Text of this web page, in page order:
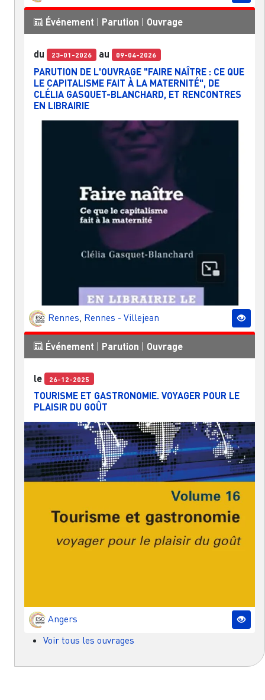
Événement Parution Ouvrage
du 23-01-2026 au 09-04-2026
PARUTION DE L'OUVRAGE "FAIRE NAÎTRE : CE QUE
LE CAPITALISME FAIT À LA MATERNITÉ", DE
CLÉLIA GASQUET-BLANCHARD, ET RENCONTRES
EN LIBRAIRIE
Rennes Rennes - Villejean
Événement | Parution | Ouvrage
le 26-12-2025
TOURISME ET GASTRONOMIE. VOYAGER POUR LE
PLAISIR DU GOÛT
Angers
Voir tous les ouvrages